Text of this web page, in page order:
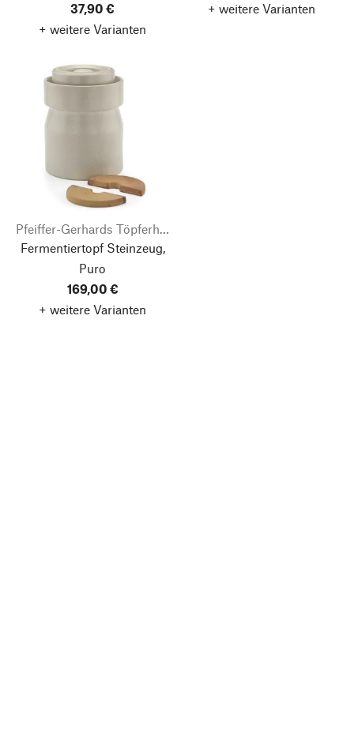
37,90 €
+ weitere Varianten
+ weitere Varianten
Pfeiffer-Gerhards Töpferhof
Fermentiertopf Steinzeug,
Puro
169,00 €
+ weitere Varianten